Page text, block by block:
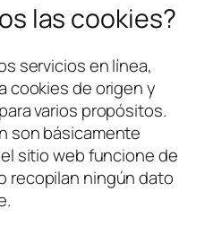
las cookies?
servicios en línea,
cookies de origen y
varios propósitos.
son básicamente
sitio web funcione de
recopilan ningún dato